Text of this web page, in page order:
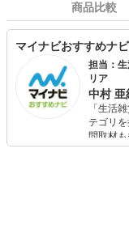
商品比較
マイナビおすすめナ
担当：
リア
中村 亜
「生活
テゴリ
問取材
りや壁